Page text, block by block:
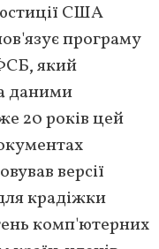
США
програму
який
даними
20 років цей
версії
крадіжки
комп'ютерних